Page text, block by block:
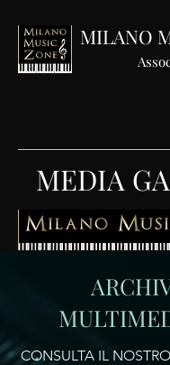
MILANO
MEDIA
CONSULTA IL